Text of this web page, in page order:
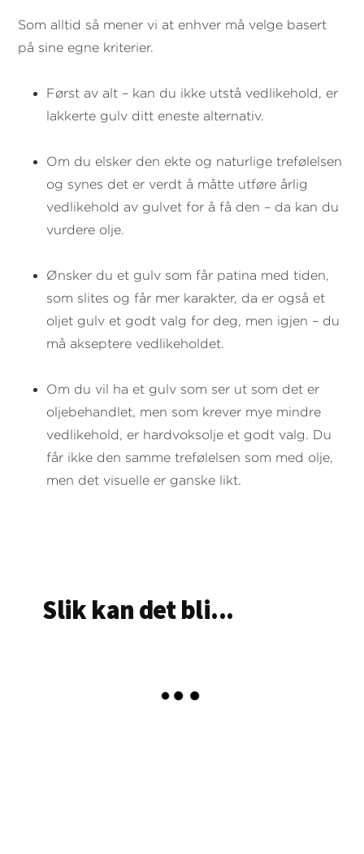
Som alltid så mener vi at enhver må velge basert
på sine egne kriterier.
Først av alt – kan du ikke utstå vedlikehold, er
lakkerte gulv ditt eneste alternativ.
Om du elsker den ekte og naturlige trefølelsen
og synes det er verdt å måtte utføre årlig
vedlikehold av gulvet for å få den – da kan du
vurdere olje.
Ønsker du et gulv som får patina med tiden,
som slites og får mer karakter, da er også et
oljet gulv et godt valg for deg, men igjen – du
må akseptere vedlikeholdet.
Om du vil ha et gulv som ser ut som det er
oljebehandlet, men som krever mye mindre
vedlikehold, er hardvoksolje et godt valg. Du
får ikke den samme trefølelsen som med olje,
men det visuelle er ganske likt.
Slik kan det bli...